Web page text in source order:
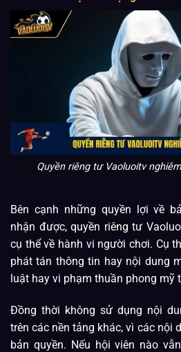
Quyền riêng tư Vaoluoitv
Bên cạnh những quyền lợi về
nhận được, quyền riêng tư
cụ thể về hành vi người chơi. Cụ
phát tán thông tin hay nội dung
luật hay vi phạm thuần phong mỹ
Đồng thời không sử dụng nội
trên các nền tảng khác, vì các nội
bản quyền. Nếu hội viên nào